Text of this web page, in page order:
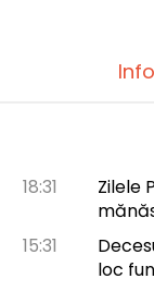
18:31
Zilele
15:31
loc